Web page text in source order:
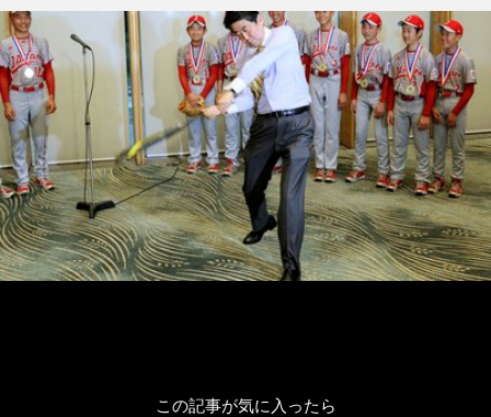
リ
ー
この記事が気に入ったら